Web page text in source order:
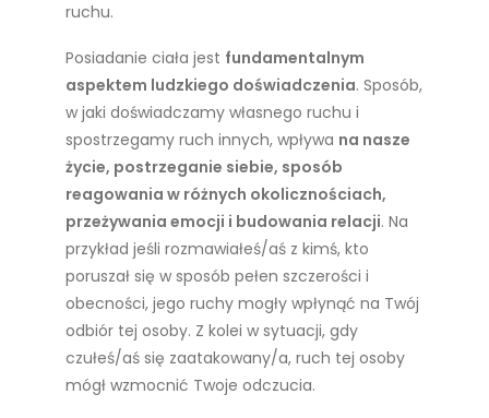
ruchu.
Posiadanie ciała jest fundamentalnym
aspektem ludzkiego doświadczenia. Sposób,
w jaki doświadczamy własnego ruchu i
spostrzegamy ruch innych, wpływa na nasze
życie, postrzeganie siebie, sposób
reagowania w różnych okolicznościach,
przeżywania emocji i budowania relacji. Na
przykład jeśli rozmawiałeś/aś z kimś, kto
poruszał się w sposób pełen szczerości i
obecności, jego ruchy mogły wpłynąć na Twój
odbiór tej osoby. Z kolei w sytuacji, gdy
czułeś/aś się zaatakowany/a, ruch tej osoby
mógł wzmocnić Twoje odczucia.